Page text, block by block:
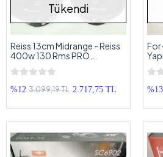
Tükendi
Reiss 13cm Midrange - Reiss
400w 130 Rms PRO
Midrange Hoparlör
%12 3.099,19 TL 2.717,75 TL %13